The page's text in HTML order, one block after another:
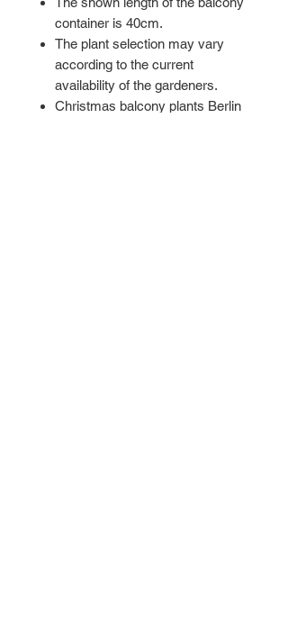
container is 40cm.
The plant selection may vary
according to the current
availability of the gardeners.
Christmas balcony plants Berlin